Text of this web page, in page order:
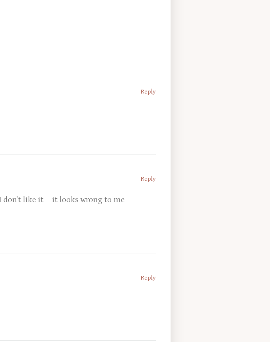
Reply
Reply
don’t like it – it looks wrong to me
Reply